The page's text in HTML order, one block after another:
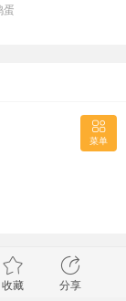
蛋
收藏 分享
菜单